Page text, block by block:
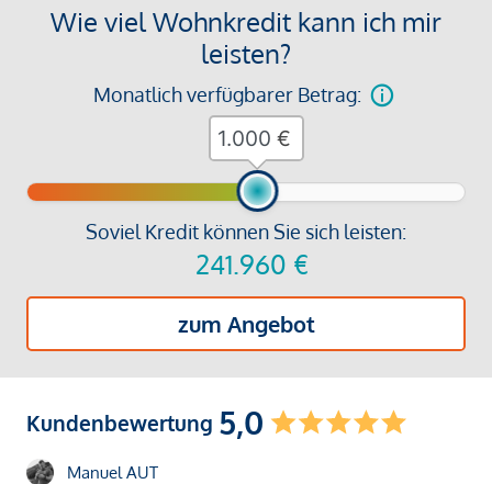
Wie viel Wohnkredit kann ich mir
leisten?
Monatlich verfügbarer Betrag:
Soviel Kredit können Sie sich leisten:
241.960 €
zum Angebot
€
Kundenbewertung 5,0
Manuel AUT